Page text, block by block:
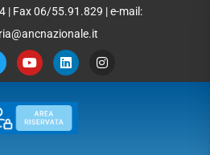
| Fax 06/55.91.829 | e-mail: